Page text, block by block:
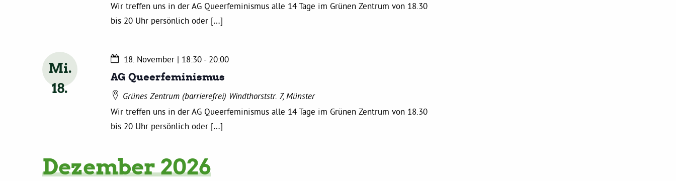
Wir treffen uns in der AG Queerfeminismus alle 14 Tage im Grünen Zentrum von 18.30
bis 20 Uhr persönlich oder […]
Mi.
18
AG Queerfeminismus
18. November | 18:30- 20:00
Grünes Zentrum (barrierefrei) Windthorststr. 7, Münster
Wir treffen uns in der AG Queerfeminismus alle 14 Tage im Grünen Zentrum von 18.30
bis 20 Uhr persönlich oder […]
Dezember 2026